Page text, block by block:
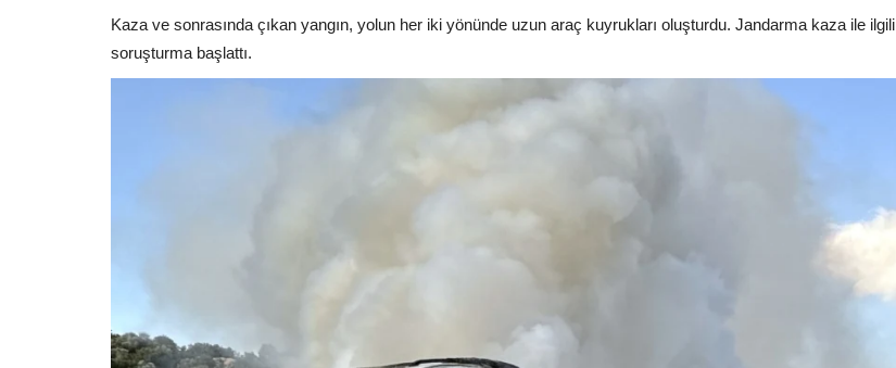
Kaza ve sonrasında çıkan yangın, yolun her iki yönünde uzun araç kuyrukları oluşturdu. Jandarma kaza ile ilgili
soruşturma başlattı.